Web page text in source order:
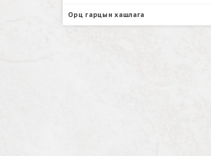
Орц гарцын хашлага